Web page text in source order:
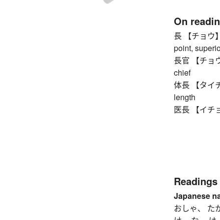
On
長 【チョウ
point,
長官 【チョ
chief
体長 【タイ
length
医長 【イチ
Readings
Japanese
おしゃ、 た